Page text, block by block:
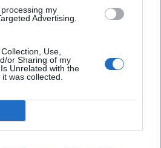
my
Advertising.
Use,
or Sharing of my
Unrelated with the
was collected.